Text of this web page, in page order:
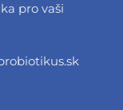
pro vaši